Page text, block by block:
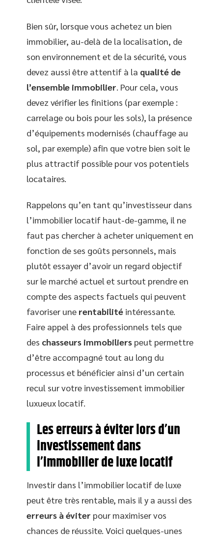
Bien sûr, lorsque vous achetez un bien
immobilier, au-delà de la localisation, de
son environnement et de la sécurité, vous
devez aussi être attentif à la qualité de
l’ensemble immobilier . Pour cela, vous
devez vérifier les finitions (par exemple :
carrelage ou bois pour les sols), la présence
d’équipements modernisés (chauffage au
sol, par exemple) afin que votre bien soit le
plus attractif possible pour vos potentiels
locataires.
Rappelons qu’en tant qu’investisseur dans
l’immobilier locatif haut-de-gamme, il ne
faut pas chercher à acheter uniquement en
fonction de ses goûts personnels, mais
plutôt essayer d’avoir un regard objectif
sur le marché actuel et surtout prendre en
compte des aspects factuels qui peuvent
favoriser une rentabilité intéressante.
Faire appel à des professionnels tels que
des chasseurs immobiliers peut permettre
d’être accompagné tout au long du
processus et bénéficier ainsi d’un certain
recul sur votre investissement immobilier
luxueux locatif.
Les erreurs à éviter lors d’un
investissement dans
l’immobilier de luxe locatif
Investir dans l’immobilier locatif de luxe
peut être très rentable, mais il y a aussi des
erreurs à éviter pour maximiser vos
chances de réussite. Voici quelques-unes